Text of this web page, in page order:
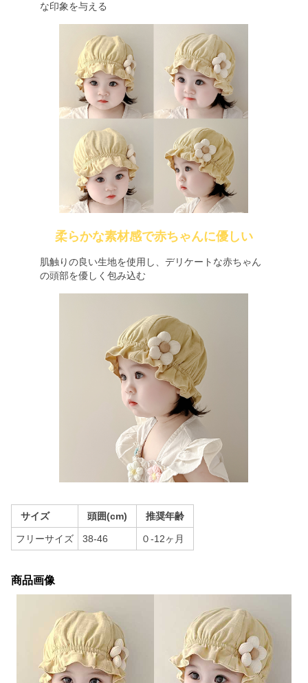
な印象を与える
柔らかな素材感で赤ちゃんに優しい
肌触りの良い生地を使用し、デリケートな赤ちゃん
の頭部を優しく包み込む
サイズ 頭囲(cm) 推奨年齢
フリーサイズ 38-46 ０-12ヶ月
商品画像